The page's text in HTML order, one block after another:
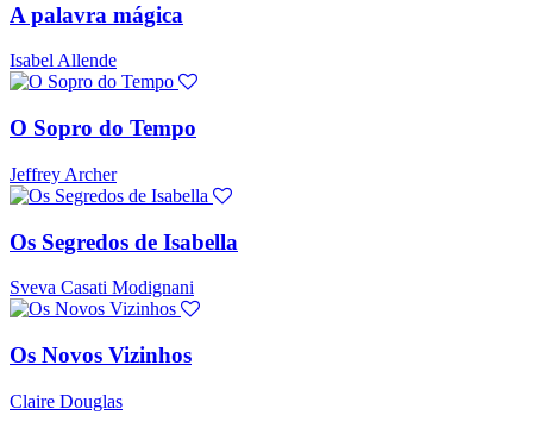
A palavra mágica
Isabel Allende
O Sopro do Tempo
Jeffrey Archer
Os Segredos de Isabella
Sveva Casati Modignani
Os Novos Vizinhos
Claire Douglas